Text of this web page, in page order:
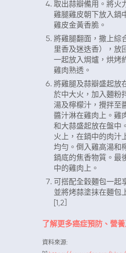
取出蒜瓣備用。將火
雞腿雞皮朝下放入鍋
雞皮金黃香脆。
將雞腿翻面，撒上綜
里香及迷迭香），放
一起放入焗爐，烘烤
雞肉熟透。
將雞腿及蒜瓣盛起放
於中大火，加入麵粉
湯及檸檬汁，攪拌至
醬汁淋在雞肉上。雞
和大蒜盛起放在盤中
火上，在鍋中的肉汁
均勻。倒入雞高湯和
鍋底的焦香物質。最
中的雞肉上。
可搭配全穀麵包一起
並將烤蒜塗抹在麵包
[1,2］
了解更多癌症預防、營
資料來源: